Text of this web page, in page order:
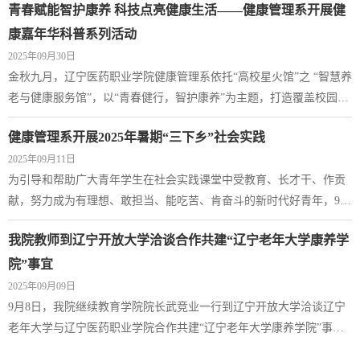
记、新生辅导员老师以及30名少数民族学生代表参加。座谈会由药学
系辅导员朱昕桐主持。活动伊始，药学系党总支书记刘博老师与留校
学子亲切交流，一句“系里准备了中秋小惊喜”温暖人心，一番“学习容
不得半点马虎”的叮嘱催人奋进。...
青春赋能智护康养 科技点亮健康生活——健康管理系开展健
康嘉年华科普系列活动
2025年09月30日
金秋九月，辽宁医药职业学院健康管理系依托“高校星火馆”之 “智慧养
老与健康服务馆”，以“青春健行，智护康养”为主题，打造覆盖校园、
社区、乡村的综合性健康科普盛宴。通过“走出去、请进来”双向联
动，融合专业教育、体能锻炼、健康关怀与精神传承，以智慧化实践
诠释“科技改变生活，创新赢得未来”，为“健康中国”注入青春动能。
本次活动形式多样、覆盖广泛。专业团队走进苏家屯区沙柳路小学，
开展心肺复苏实操教学与养...
健康管理系开展2025年暑期“三下乡”社会实践
2025年09月11日
为引导和帮助广大青年学生在社会实践课堂中受教育、长才干、作贡
献，努力成为有理想、敢担当、能吃苦、肯奋斗的新时代好青年，9月
4日，健康管理系“爱绽放”志愿服务团队一行28人赴辽宁省抚顺市新宾
县东升村，开展以“青春为中国式现代化挺膺担当”为主题的暑期“三下
乡”社会实践。师生们深入乡村基层，聚焦健康促进、智慧助老与文化
传承，以实际行动积极投身乡村振兴，展现了新时代青年学生的责任
担当与青春风采。团队分为健...
我院教师到辽宁开放大学洽谈合作共建“辽宁老年大学康养学
院”事宜
2025年09月09日
9月8日，我院继续教育学院院长武竞业一行到辽宁开放大学洽谈辽宁
老年大学与辽宁医药职业学院合作共建“辽宁老年大学康养学院”事